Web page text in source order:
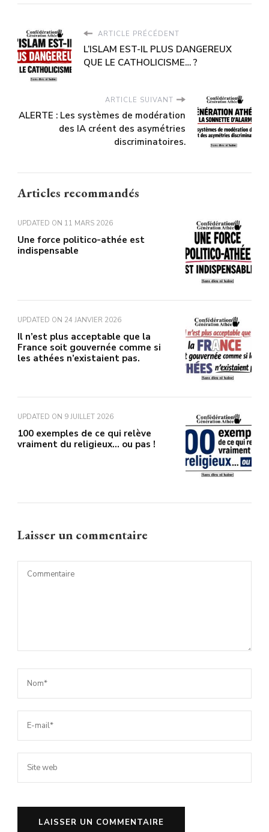
ARTICLE PRÉCÉDENT
L’ISLAM EST-IL PLUS DANGEREUX
QUE LE CATHOLICISME… ?
ARTICLE SUIVANT
ALERTE : Les systèmes de modération
des IA créent des asymétries
discriminatoires.
Articles recommandés
UPDATED ON 11 MARS 2026
Une force politico-athée est
indispensable
UPDATED ON 24 JANVIER 2026
Il n’est plus acceptable que la
France soit gouvernée comme si
les athées n’existaient pas.
UPDATED ON 9 JUILLET 2026
100 exemples de ce qui relève
vraiment du religieux… ou pas !
Laisser un commentaire